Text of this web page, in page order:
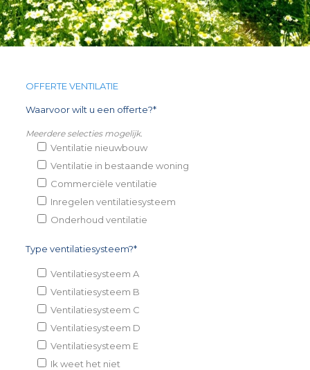
OFFERTE VENTILATIE
Waarvoor wilt u een offerte?*
Meerdere selecties mogelijk.
Ventilatie nieuwbouw
Ventilatie in bestaande woning
Commerciële ventilatie
Inregelen ventilatiesysteem
Onderhoud ventilatie
Type ventilatiesysteem?*
Ventilatiesysteem A
Ventilatiesysteem B
Ventilatiesysteem C
Ventilatiesysteem D
Ventilatiesysteem E
Ik weet het niet